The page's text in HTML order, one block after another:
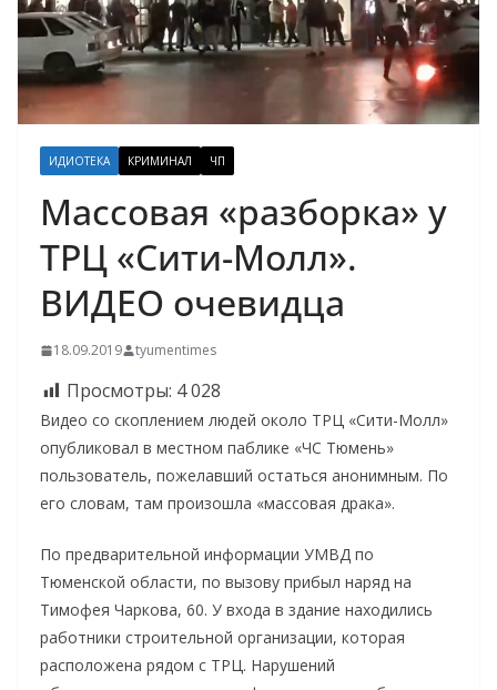
ИДИОТЕКА КРИМИНАЛ ЧП
Массовая «разборка» у
ТРЦ «Сити-Молл».
ВИДЕО очевидца
18.09.2019 tyumentimes
Просмотры: 4 028
Видео со скоплением людей около ТРЦ «Сити-Молл»
опубликовал в местном паблике «ЧС Тюмень»
пользователь, пожелавший остаться анонимным. По
его словам, там произошла «массовая драка».
По предварительной информации УМВД по
Тюменской области, по вызову прибыл наряд на
Тимофея Чаркова, 60. У входа в здание находились
работники строительной организации, которая
расположена рядом с ТРЦ. Нарушений